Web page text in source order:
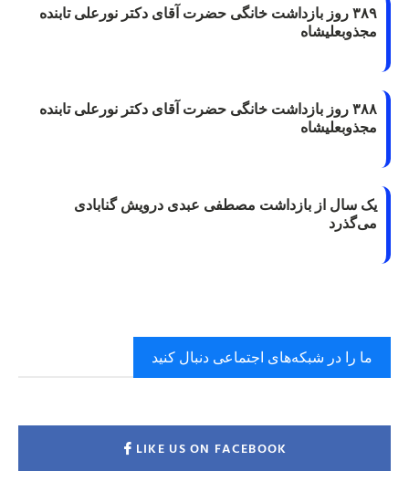
۳۸۹ روز بازداشت خانگی حضرت آقای دکتر نورعلی تابنده
مجذوبعلیشاه
۳۸۸ روز بازداشت خانگی حضرت آقای دکتر نورعلی تابنده
مجذوبعلیشاه
یک سال از بازداشت مصطفی عبدی درویش گنابادی
می‌گذرد
ما را در شبکه‌های اجتماعی دنبال کنید
LIKE US ON FACEBOOK